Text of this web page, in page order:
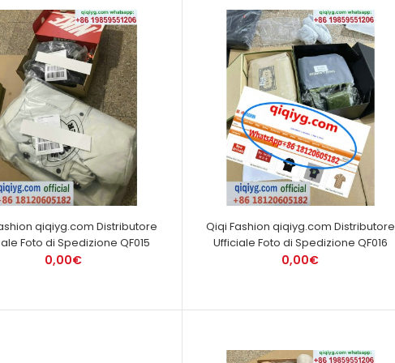
qiqiyg.com Distributore
Foto di Spedizione QF015
0,00€
Qiqi Fashion qiqiyg.com Distributore
Ufficiale Foto di Spedizione QF016
0,00€